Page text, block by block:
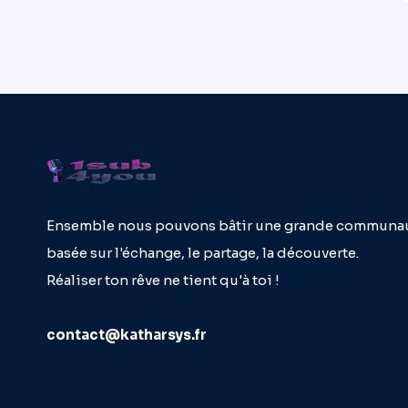
Ensemble nous pouvons bâtir une grande
basée sur l'échange, le partage, la découverte.
Réaliser ton rêve ne tient qu'à toi !
contact@katharsys.fr